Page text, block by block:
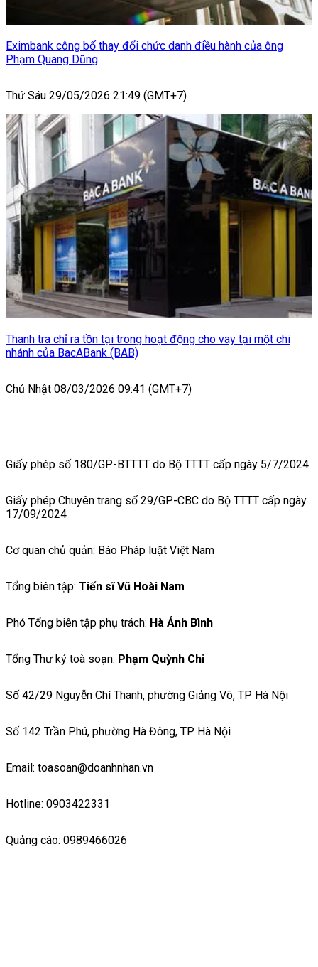
Eximbank công bố thay đổi chức danh điều hành của ông
Phạm Quang Dũng
Thứ Sáu 29/05/2026 21:49 (GMT+7)
Thanh tra chỉ ra tồn tại trong hoạt động cho vay tại một chi
nhánh của BacABank (BAB)
Chủ Nhật 08/03/2026 09:41 (GMT+7)
Giấy phép số 180/GP-BTTTT do Bộ TTTT cấp ngày 5/7/2024
Giấy phép Chuyên trang số 29/GP-CBC do Bộ TTTT cấp ngày
17/09/2024
Cơ quan chủ quản: Báo Pháp luật Việt Nam
Tổng biên tập: Tiến sĩ Vũ Hoài Nam
Phó Tổng biên tập phụ trách: Hà Ánh Bình
Tổng Thư ký toà soạn: Phạm Quỳnh Chi
Số 42/29 Nguyễn Chí Thanh, phường Giảng Võ, TP Hà Nội
Số 142 Trần Phú, phường Hà Đông, TP Hà Nội
Email: toasoan@doanhnhan.vn
Hotline: 0903422331
Quảng cáo: 0989466026